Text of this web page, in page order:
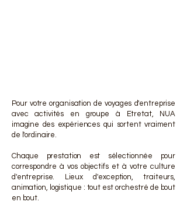
Pour votre organisation de voyages d'entreprise
avec activités en groupe à Etretat, NUA
imagine des expériences qui sortent vraiment
de l'ordinaire.
Chaque prestation est sélectionnée pour
correspondre à vos objectifs et à votre culture
d'entreprise. Lieux d'exception, traiteurs,
animation, logistique : tout est orchestré de bout
en bout.